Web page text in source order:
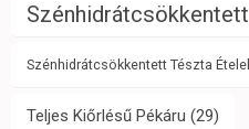
Szénhidrátcsökkentett Tészta
Teljes Kiőrlésű Pékáru (29)